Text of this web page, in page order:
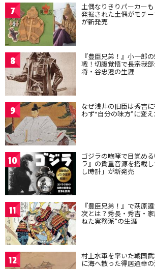
7 土偶なりきりパーカー
発掘された土偶がモチ
が新発売
8 『豊臣兄弟！』小一郎
戦！切腹覚悟で長宗我
将・谷忠澄の生涯
9 なぜ浅井の旧臣は秀吉
わず“自分の味方”に変
10 ゴジラの咆哮で目覚め
ラ』の貴重音源を搭載
し時計」が新発売
11 『豊臣兄弟！』で萩原
次とは？秀長・秀吉・
ねた実務派”の生涯
12 村上水軍を率いた戦国
に海へ散った得居通幸